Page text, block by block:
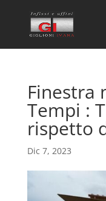
Finestra
Tempi :
rispetto
Dic 7, 2023